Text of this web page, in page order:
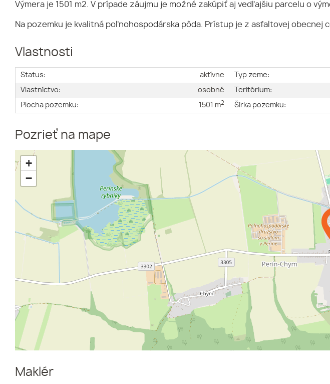
Výmera je 1501 m2. V prípade záujmu je možné zakúpiť aj vedľajšiu parcelu o
Na pozemku je kvalitná poľnohospodárska pôda. Prístup je z asfaltovej obecnej
Vlastnosti
Status:
aktívne
Vlastníctvo:
osobné
Plocha pozemku:
1501 m2
Typ zeme:
Teritórium:
Šírka pozemku:
Pozrieť na mape
+
−
Maklér